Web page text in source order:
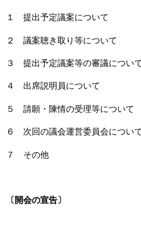
１ 提出予定議案について
２ 議案聴き取り等について
３ 提出予定議案等の審議につい
４ 出席説明員について
５ 請願・陳情の受理等について
６ 次回の議会運営委員会につい
７ その他
〔開会の宣告〕